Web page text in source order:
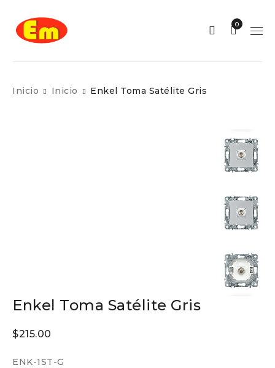
0
Inicio Inicio Enkel Toma Satélite Gris
Enkel Toma Satélite Gris
$215.00
ENK-1ST-G